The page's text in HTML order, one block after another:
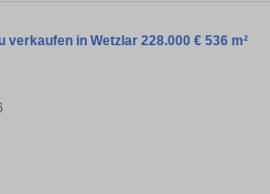
verkaufen in Wetzlar 228.000 € 536 m²